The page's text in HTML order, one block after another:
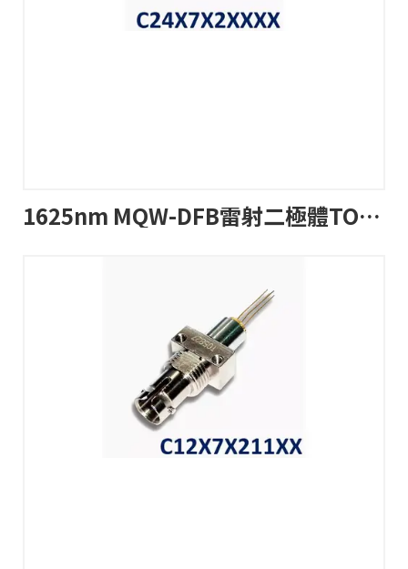
1625nm MQW-DFB雷射二極體TOSA帶尾纖